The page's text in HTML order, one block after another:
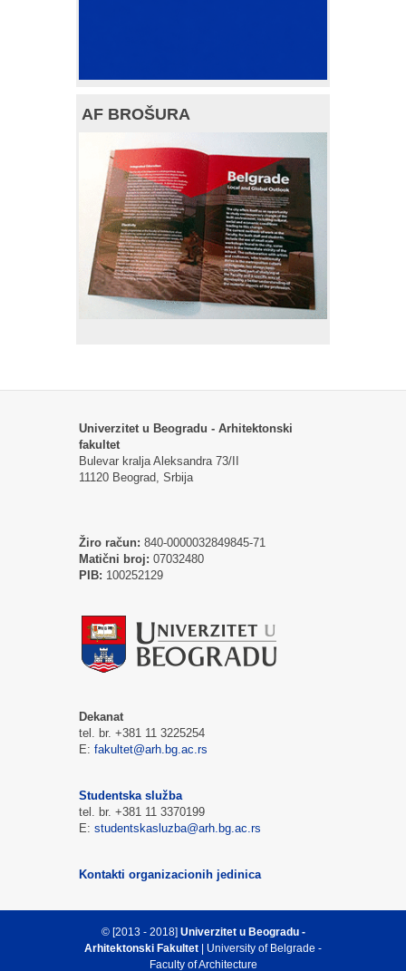
AF BROŠURA
Univerzitet u Beogradu - Arhitektonski
fakultet
Bulevar kralja Aleksandra 73/II
11120 Beograd, Srbija
Žiro račun: 840-0000032849845-71
Matični broj: 07032480
PIB: 100252129
Dekanat
tel. br. +381 11 3225254
E: fakultet@arh.bg.ac.rs
Studentska služba
tel. br. +381 11 3370199
E: studentskasluzba@arh.bg.ac.rs
Kontakti organizacionih jedinica
© [2013 - 2018] Univerzitet u Beogradu -
Arhitektonski Fakultet | University of Belgrade -
Faculty of Architecture